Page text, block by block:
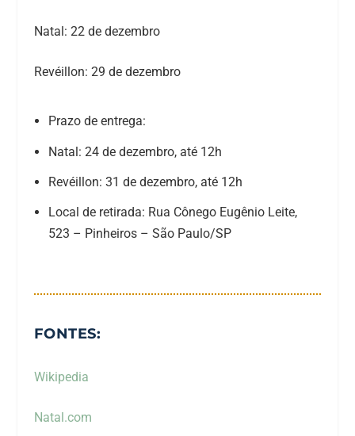
Natal: 22 de dezembro
Revéillon: 29 de dezembro
Prazo de entrega:
Natal: 24 de dezembro, até 12h
Revéillon: 31 de dezembro, até 12h
Local de retirada: Rua Cônego Eugênio Leite,
523 – Pinheiros – São Paulo/SP
FONTES:
Wikipedia
Natal.com